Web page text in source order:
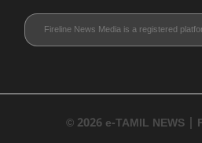
Fireline News Media is a registered
© 2026 e-TAMIL NEWS |